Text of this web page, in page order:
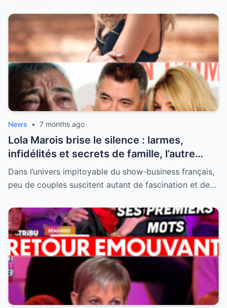
News • 7 months ago
Lola Marois brise le silence : larmes,
infidélités et secrets de famille, l’autre
visage de Jean-Marie Bigard enfin dévoilé
Dans l’univers impitoyable du show-business français,
peu de couples suscitent autant de fascination et de…